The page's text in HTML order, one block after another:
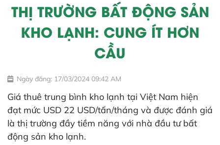
THỊ TRƯỜNG BẤT ĐỘNG SẢN
KHO LẠNH: CUNG ÍT HƠN
CẦU
Ngày đăng: 17/03/2024 09:42 AM
Giá thuê trung bình kho lạnh tại Việt Nam hiện
đạt mức USD 22 USD/tấn/tháng và được đánh giá
là thị trường đầy tiềm năng với nhà đầu tư bất
động sản kho lạnh.